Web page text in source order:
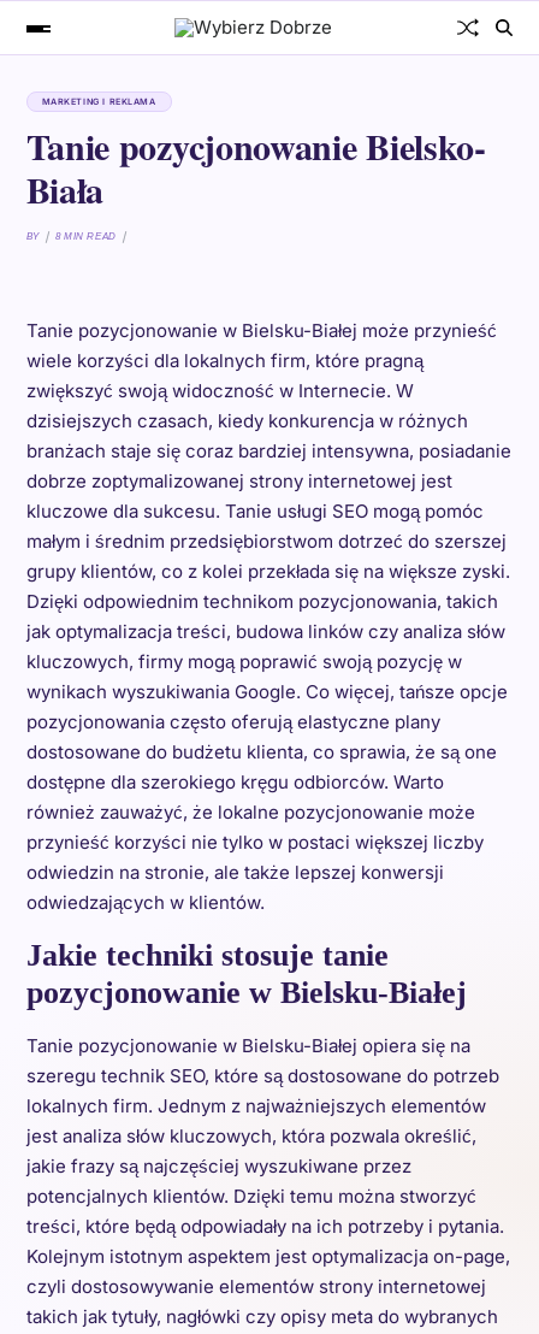
MARKETING I REKLAMA
Tanie pozycjonowanie Bielsko-
Biała
BY 8 MIN READ
Tanie pozycjonowanie w Bielsku-Białej może przynieść
wiele korzyści dla lokalnych firm, które pragną
zwiększyć swoją widoczność w Internecie. W
dzisiejszych czasach, kiedy konkurencja w różnych
branżach staje się coraz bardziej intensywna, posiadanie
dobrze zoptymalizowanej strony internetowej jest
kluczowe dla sukcesu. Tanie usługi SEO mogą pomóc
małym i średnim przedsiębiorstwom dotrzeć do szerszej
grupy klientów, co z kolei przekłada się na większe zyski.
Dzięki odpowiednim technikom pozycjonowania, takich
jak optymalizacja treści, budowa linków czy analiza słów
kluczowych, firmy mogą poprawić swoją pozycję w
wynikach wyszukiwania Google. Co więcej, tańsze opcje
pozycjonowania często oferują elastyczne plany
dostosowane do budżetu klienta, co sprawia, że są one
dostępne dla szerokiego kręgu odbiorców. Warto
również zauważyć, że lokalne pozycjonowanie może
przynieść korzyści nie tylko w postaci większej liczby
odwiedzin na stronie, ale także lepszej konwersji
odwiedzających w klientów.
Jakie techniki stosuje tanie
pozycjonowanie w Bielsku-Białej
Tanie pozycjonowanie w Bielsku-Białej opiera się na
szeregu technik SEO, które są dostosowane do potrzeb
lokalnych firm. Jednym z najważniejszych elementów
jest analiza słów kluczowych, która pozwala określić,
jakie frazy są najczęściej wyszukiwane przez
potencjalnych klientów. Dzięki temu można stworzyć
treści, które będą odpowiadały na ich potrzeby i pytania.
Kolejnym istotnym aspektem jest optymalizacja on-page,
czyli dostosowywanie elementów strony internetowej
takich jak tytuły, nagłówki czy opisy meta do wybranych